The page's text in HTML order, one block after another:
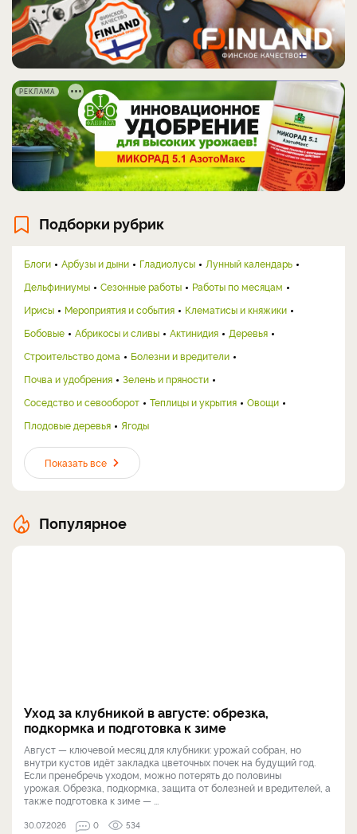
РЕКЛАМА
Подборки рубрик
Блоги Арбузы и дыни Гладиолусы
Лунный календарь
Дельфиниумы
Сезонные работы
Работы по месяцам
Ирисы
Мероприятия и события
Клематисы и княжики
Бобовые
Абрикосы и сливы Актинидия
Деревья
Строительство дома
Болезни и вредители
Почва и удобрения
Зелень и пряности
Соседство и севооборот
Теплицы и укрытия
Овощи
Плодовые деревья
Ягоды
Показать все
Популярное
Уход за клубникой в августе: обрезка,
подкормка и подготовка к зиме
Август — ключевой месяц для клубники: урожай собран, но
внутри кустов идёт закладка цветочных почек на будущий год.
Если пренебречь уходом, можно потерять до половины
урожая. Обрезка, подкормка, защита от болезней и вредителей, а
также подготовка к зиме — ...
30.07.2026 0 534